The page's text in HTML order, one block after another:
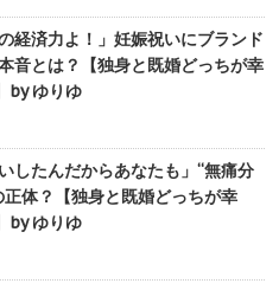
経済力よ！」妊娠祝いにブランド
音とは？【独身と既婚どっちが幸
by ゆりゆ
したんだからあなたも」“無痛分
正体？【独身と既婚どっちが幸
by ゆりゆ